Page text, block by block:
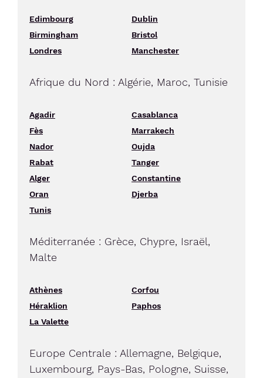
Edimbourg
Dublin
Birmingham
Bristol
Londres
Manchester
Afrique du Nord : Algérie, Maroc, Tunisie
Agadir
Casablanca
Fès
Marrakech
Nador
Oujda
Rabat
Tanger
Alger
Constantine
Oran
Djerba
Tunis
Méditerranée : Grèce, Chypre, Israël,
Malte
Athènes
Corfou
Héraklion
Paphos
La Valette
Europe Centrale : Allemagne, Belgique,
Luxembourg, Pays-Bas, Pologne, Suisse,